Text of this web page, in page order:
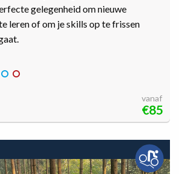
gelegenheid om nieuwe
leren of om je skills op te frissen
vanaf
€85